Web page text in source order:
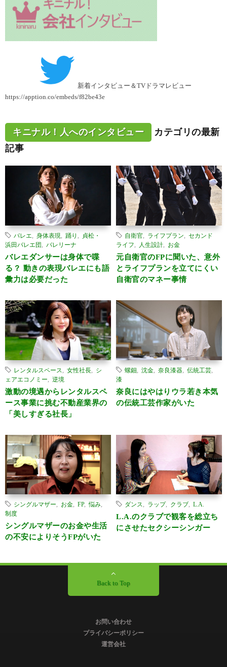
新着インタビュー＆TVドラマレビュー
https://apption.co/embeds/f82be43e
キニナル！人へのインタビュー
カテゴリの最新
記事
バレエ 身体表現 踊り
貞松・
浜田バレエ団
バレリーナ
バレエダンサーは身体で喋
る？ 動きの表現バレエにも語
彙力は必要だった
自衛官 ライフプラン
セカンド
ライフ
人生設計 お金
元自衛官のFPに聞いた、意外
とライフプランを立てにくい
自衛官のマネー事情
レンタルスペース 女性社長
シ
ェアエコノミー
逆境
激動の境遇からレンタルスペ
ース事業に挑む不動産業界の
「美しすぎる社長」
螺鈿 沈金 奈良漆器 伝統工芸
漆
奈良にはやはりウラ若き本気
の伝統工芸作家がいた
シングルマザー お金 FP,悩み
制度
シングルマザーのお金や生活
の不安によりそうFPがいた
ダンス ラップ, クラブ L.A.
L.A.のクラブで観客を総立ち
にさせたセクシーシンガー
Back to Top
お問い合わせ
プライバシーポリシー
運営会社